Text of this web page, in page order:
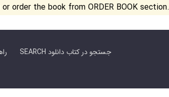
order the book from ORDER BOOK section.
SEARCH جستجو در کتاب دانلود